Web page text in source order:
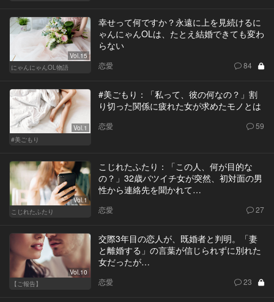
Vol.15
にゃんにゃんOL物語
幸せって何ですか？永遠に上を見続けるに
ゃんにゃんOLは、たとえ結婚できても変わ
らない
恋愛 84
Vol.1
#美ごもり
#美ごもり：「私って、彼の何なの？」割
り切った関係に疲れた女が求めたモノとは
恋愛 59
Vol.1
こじれたふたり
こじれたふたり：「この人、何が目的な
の？」32歳バツイチ女が突然、初対面の男
性から連絡先を聞かれて…
恋愛 27
Vol.10
【ご報告】
交際3年目の恋人が、既婚者と判明。「妻
と離婚する」の言葉が信じられずに別れた
女だったが…
恋愛 23